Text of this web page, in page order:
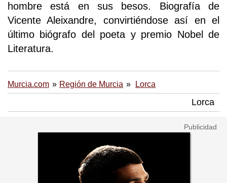
hombre está en sus besos. Biografía de
Vicente Aleixandre, convirtiéndose así en el
último biógrafo del poeta y premio Nobel de
Literatura.
Murcia.com Región de Murcia Lorca
Lorca